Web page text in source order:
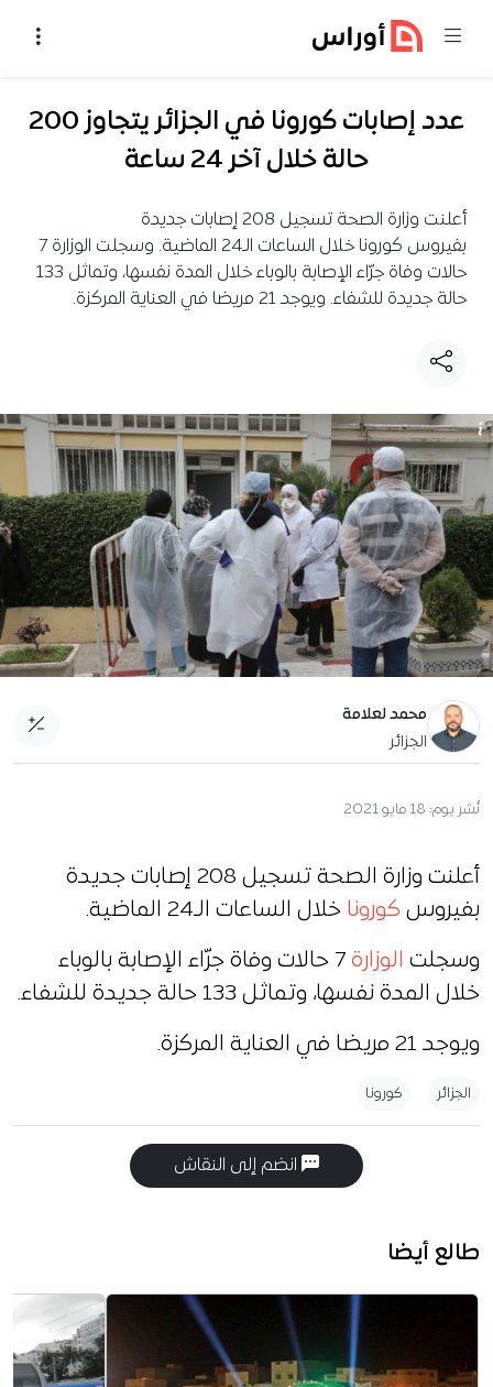
عدد إصابات كورونا في الجزائر يتجاوز 200
حالة خلال آخر 24 ساعة
أعلنت وزارة الصحة تسجيل 208 إصابات جديدة
بفيروس كورونا خلال الساعات الـ24 الماضية. وسجلت الوزارة 7
حالات وفاة جرّاء الإصابة بالوباء خلال المدة نفسها، وتماثل 133
حالة جديدة للشفاء. ويوجد 21 مريضا في العناية المركزة.
محمد لعلامة
الجزائر
نُشر يوم: 18 مايو 2021
أعلنت وزارة الصحة تسجيل 208 إصابات جديدة
بفيروس كورونا خلال الساعات الـ24 الماضية.
وسجلت الوزارة
7 حالات وفاة جرّاء الإصابة بالوباء
خلال المدة نفسها، وتماثل 133 حالة جديدة للشفاء.
ويوجد 21 مريضا في العناية المركزة.
الجزائر كورونا
انضم إلى النقاش
طالع أيضا